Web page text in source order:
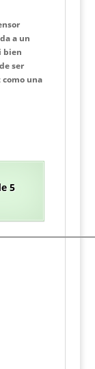
a un
bien
ser
una
5